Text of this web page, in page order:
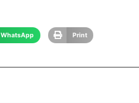
WhatsApp Print